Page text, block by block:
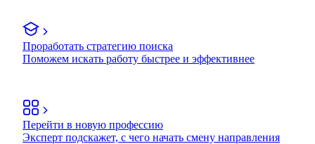
Проработать стратегию поиска
Поможем искать работу быстрее и эффективнее
Перейти в новую профессию
Эксперт подскажет, с чего начать смену направления